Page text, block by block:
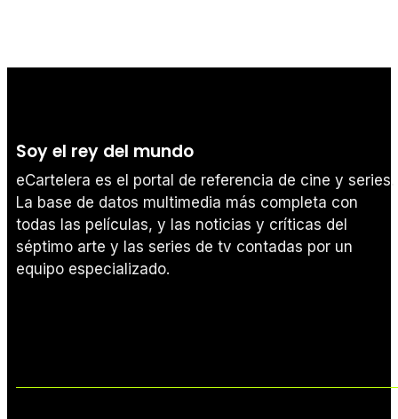
Soy el rey del mundo
eCartelera es el portal de referencia de cine y series.
La base de datos multimedia más completa con
todas las películas, y las noticias y críticas del
séptimo arte y las series de tv contadas por un
equipo especializado.